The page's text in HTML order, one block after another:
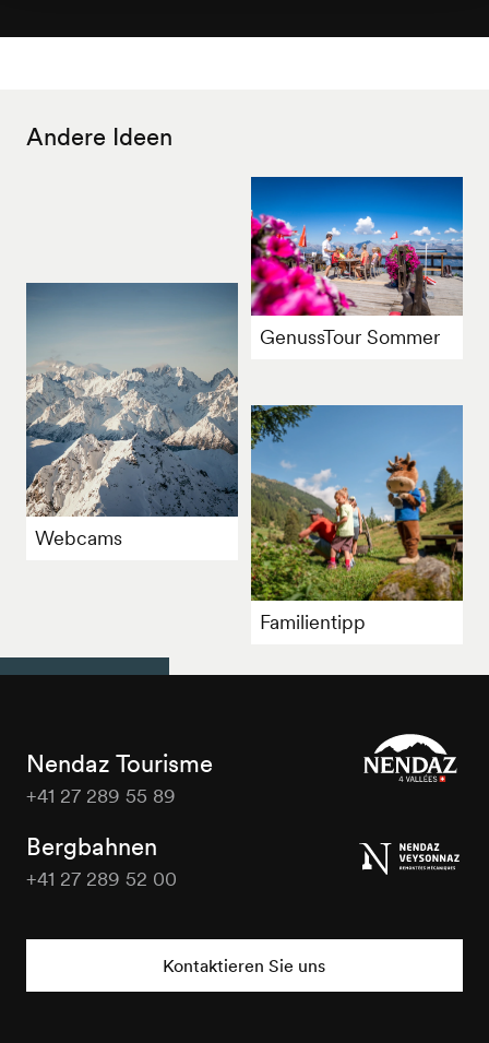
Andere Ideen
GenussTour Sommer
Webcams
Familientipp
Nendaz Tourisme
+41 27 289 55 89
Bergbahnen
+41 27 289 52 00
Kontaktieren Sie uns